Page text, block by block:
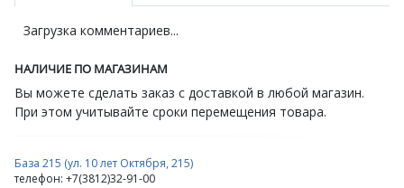
Загрузка комментариев...
НАЛИЧИЕ ПО МАГАЗИНАМ
Вы можете сделать заказ с доставкой в любой магазин.
При этом учитывайте сроки перемещения товара.
База 215 (ул. 10 лет Октября, 215)
телефон: +7(3812)32-91-00